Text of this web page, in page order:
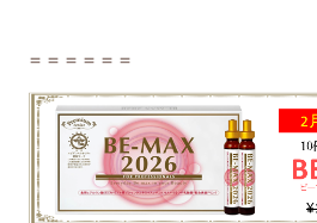
＝＝＝＝＝＝